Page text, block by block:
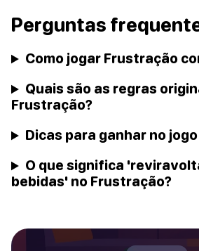
Perguntas
Como jogar Frustração
Quais são as regras
Frustração?
Dicas para ganhar no
O que significa
bebidas' no Frustração?